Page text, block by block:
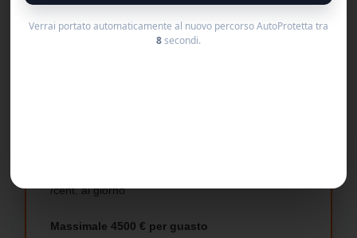
/cent. al giorno
Massimale 4500 € per guasto
Verrai portato automaticamente al nuovo percorso AutoProtetta tra
7secondi.